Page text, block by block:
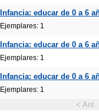
Infancia: educar de 0 a 6
Ejemplares: 1
Infancia: educar de 0 a 6
Ejemplares: 1
Infancia: educar de 0 a 6
Ejemplares: 1
< Ant.